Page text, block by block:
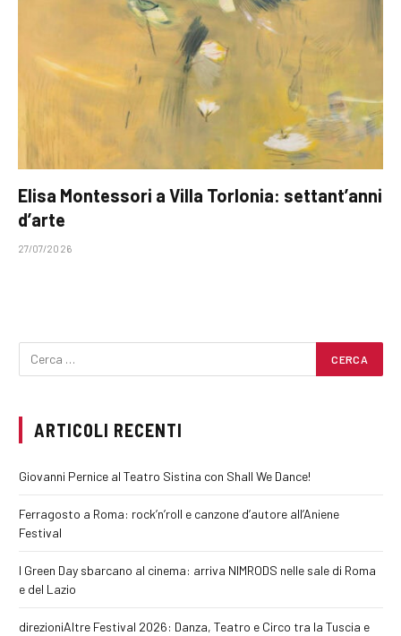
Elisa Montessori a Villa Torlonia: settant’anni
d’arte
27/07/2026
ARTICOLI RECENTI
Giovanni Pernice al Teatro Sistina con Shall We Dance!
Ferragosto a Roma: rock’n’roll e canzone d’autore all’Aniene
Festival
I Green Day sbarcano al cinema: arriva NIMRODS nelle sale di Roma
e del Lazio
direzioniAltre Festival 2026: Danza, Teatro e Circo tra la Tuscia e